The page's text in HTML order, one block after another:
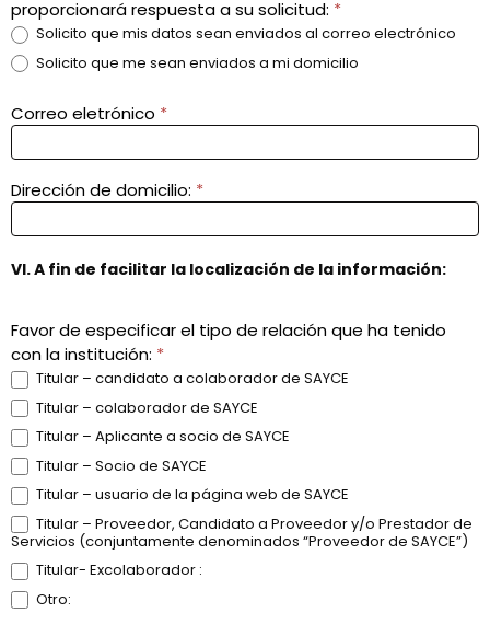
proporcionará respuesta a su solicitud: *
Solicito que mis datos sean enviados al correo electrónico
Solicito que me sean enviados a mi domicilio
Correo eletrónico *
Dirección de domicilio: *
VI. A fin de facilitar la localización de la información:
Favor de especificar el tipo de relación que ha tenido
con la institución: *
Titular – candidato a colaborador de SAYCE
Titular – colaborador de SAYCE
Titular – Aplicante a socio de SAYCE
Titular – Socio de SAYCE
Titular – usuario de la página web de SAYCE
Titular – Proveedor, Candidato a Proveedor y/o Prestador de
Servicios (conjuntamente denominados “Proveedor de SAYCE”)
Titular- Excolaborador :
Otro: